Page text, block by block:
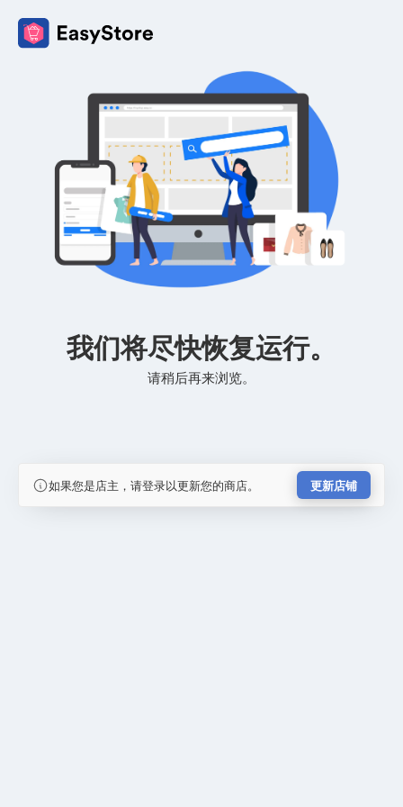
我们将尽快恢复运行。
请稍后再来浏览。
如果您是店主，请登录以更新您的商店。 更新店铺